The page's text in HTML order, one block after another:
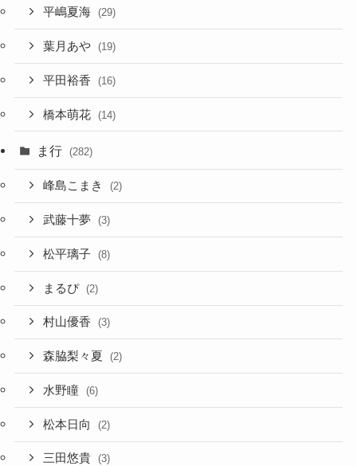
平嶋夏海 (29)
葉月あや (19)
平田裕香 (16)
橋本萌花 (14)
ま行 (282)
峰島こまき (2)
武藤十夢 (3)
松平璃子 (8)
まるぴ (2)
村山優香 (3)
森脇梨々夏 (2)
水野瞳 (6)
松本日向 (2)
三田悠貴 (3)